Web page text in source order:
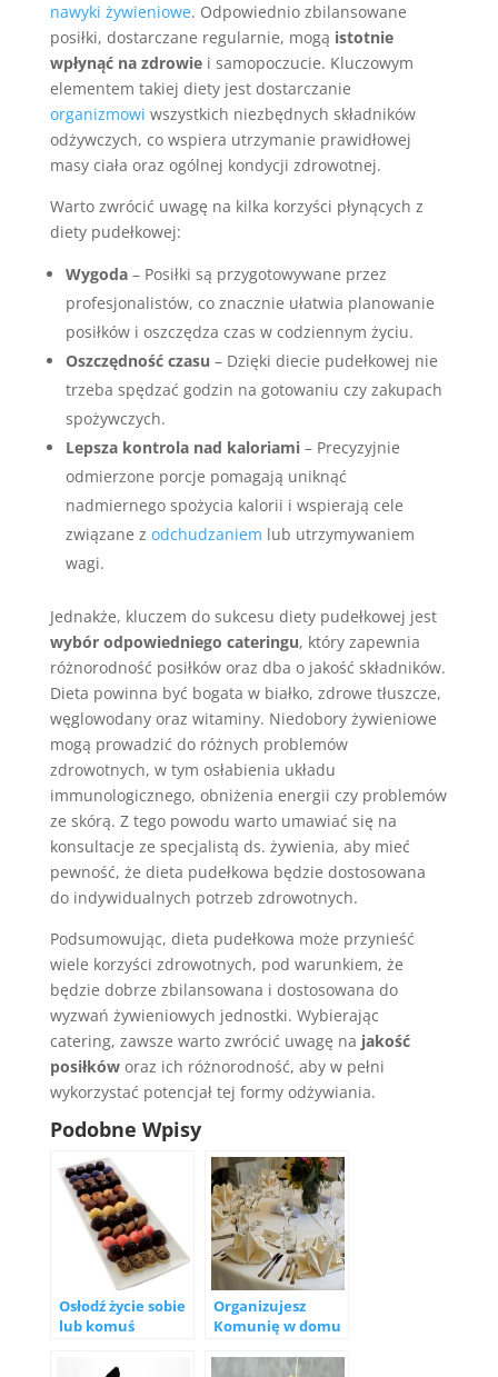
nawyki żywieniowe. Odpowiednio zbilansowane
posiłki, dostarczane regularnie, mogą istotnie
wpłynąć na zdrowiei samopoczucie. Kluczowym
elementem takiej diety jest dostarczanie
organizmowi wszystkich niezbędnych składników
odżywczych, co wspiera utrzymanie prawidłowej
masy ciała oraz ogólnej kondycji zdrowotnej.
Warto zwrócić uwagę na kilka korzyści płynących z
diety pudełkowej:
Wygoda– Posiłki są przygotowywane przez
profesjonalistów, co znacznie ułatwia planowanie
posiłków i oszczędza czas w codziennym życiu.
Oszczędność czasu – Dzięki diecie pudełkowej nie
trzeba spędzać godzin na gotowaniu czy zakupach
spożywczych.
Lepsza kontrola nad kaloriami– Precyzyjnie
odmierzone porcje pomagają uniknąć
nadmiernego spożycia kalorii i wspierają cele
związane z odchudzaniem lub utrzymywaniem
wagi.
Jednakże, kluczem do sukcesu diety pudełkowej jest
wybór odpowiedniego cateringu, który zapewnia
różnorodność posiłków oraz dba o jakość składników.
Dieta powinna być bogata w białko, zdrowe tłuszcze,
węglowodany oraz witaminy. Niedobory żywieniowe
mogą prowadzić do różnych problemów
zdrowotnych, w tym osłabienia układu
immunologicznego, obniżenia energii czy problemów
ze skórą. Z tego powodu warto umawiać się na
konsultacje ze specjalistą ds. żywienia, aby mieć
pewność, że dieta pudełkowa będzie dostosowana
do indywidualnych potrzeb zdrowotnych.
Podsumowując, dieta pudełkowa może przynieść
wiele korzyści zdrowotnych, pod warunkiem, że
będzie dobrze zbilansowana i dostosowana do
wyzwań żywieniowych jednostki. Wybierając
catering, zawsze warto zwrócić uwagę na jakość
posiłkóworaz ich różnorodność, aby w pełni
wykorzystać potencjał tej formy odżywiania.
Podobne Wpisy
Osłodź życie sobie
lub komuś
czekoladki do
Organizujesz
Komunię w domu
Zamów catering i